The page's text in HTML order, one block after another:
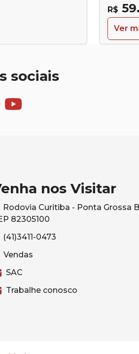
R$
Ver
sociais
nos Visitar
Rodovia Curitiba - Ponta Grossa
82305100
(41)3411-0473
Vendas
SAC
Trabalhe conosco